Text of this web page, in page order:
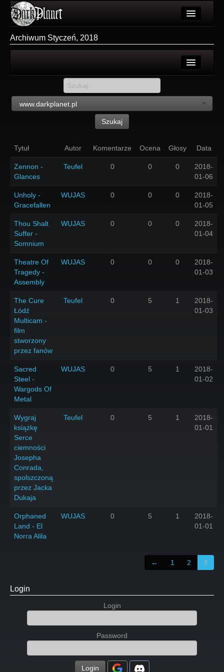
Użytkownicy
Forum
Archiwum Styczeń, 2018
www.darkplanet.pl
Szukaj
Tytuł Autor Komentarze Ocena Głosy Data
Zennon -
Glances
Teufel 0 0 0
2018-
01-06
Unholy -
Gracefallen
WUJAS 0 0 0
2018-
01-05
Thou Shalt
Suffer -
Somnium
WUJAS 0 0 0
2018-
01-04
Theatre Of
Tragedy -
Assembly
WUJAS 0 0 0
2018-
01-03
The Cure
Łódź
Multicam -
film
stworzony
przez fanów
Teufel 0 5 1
2018-
01-03
Sacred
Steel -
Wargods Of
Metal
WUJAS 0 5 1
2018-
01-02
Wygraj
książkę
Serce
ciemności
Josepha
Conrada,
spolszczoną
przez Jacka
Dukaja
Teufel 0 5 1
2018-
01-01
Orphaned
Land - El
Norra Alila
WUJAS 0 5 1
2018-
01-01
← 1 2 3
Login
Login
Password
Login